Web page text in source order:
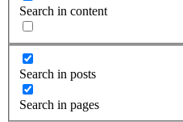
Search in content
Search in posts
Search in pages